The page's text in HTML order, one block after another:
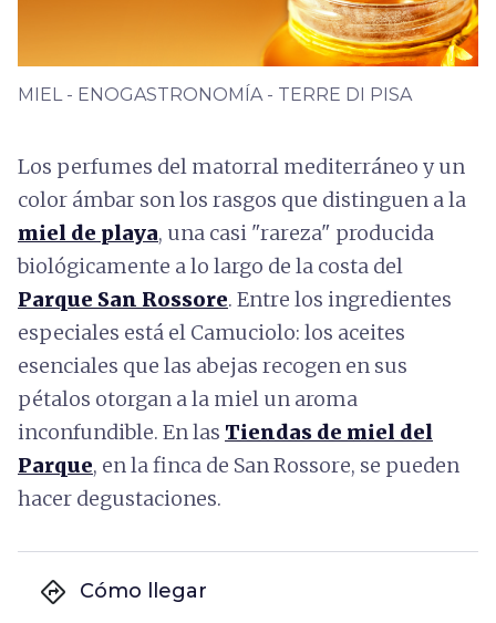
MIEL - ENOGASTRONOMÍA - TERRE DI PISA
Los perfumes del matorral mediterráneo y un
color ámbar son los rasgos que distinguen a la
miel de playa, una casi "rareza" producida
biológicamente a lo largo de la costa del
Parque San Rossore. Entre los ingredientes
especiales está el Camuciolo: los aceites
esenciales que las abejas recogen en sus
pétalos otorgan a la miel un aroma
inconfundible. En las Tiendas de miel del
Parque, en la finca de San Rossore, se pueden
hacer degustaciones.
directions Cómo llegar